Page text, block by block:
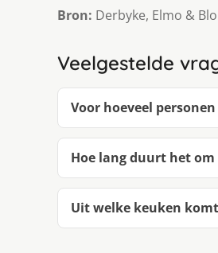
Bron: Derbyke, Elmo &
Veelgestelde
Voor hoeveel
Hoe lang duurt het
Uit welke keuken